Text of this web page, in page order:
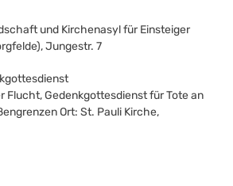
und Kirchenasyl für Einsteiger
Jungestr. 7
Flucht, Gedenkgottesdienst für Tote an
Ort: St. Pauli Kirche,